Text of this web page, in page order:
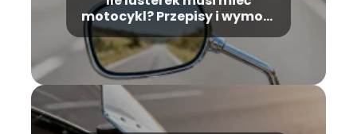
motocykl? Przepisy i wymogi
prawne